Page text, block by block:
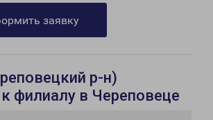
заявку
р-н)
к филиалу в Череповеце